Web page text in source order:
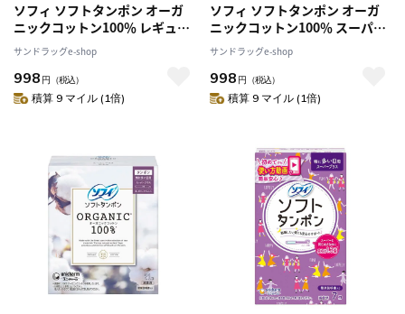
ソフィ ソフトタンポン オーガ
ニックコットン100％ レギュラ
ー 29個入り
サンドラッグe-shop
998 円 （税込）
積算 9 マイル (1倍)
ソフィ ソフトタンポン オーガ
ニックコットン100％ スーパー
27個入り
サンドラッグe-shop
998 円 （税込）
積算 9 マイル (1倍)